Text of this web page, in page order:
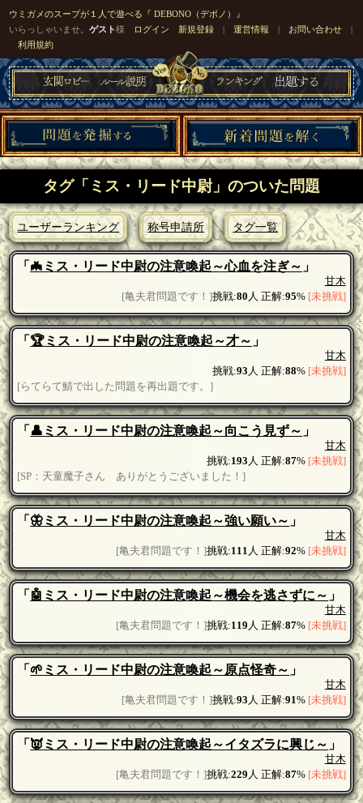
ウミガメのスープが１人で遊べる『 DEBONO（デボノ）』
いらっしゃいませ。ゲスト様 ログイン 新規登録 |運営情報 | お問い合わせ |
利用規約
タグ「ミス・リード中尉」のついた問題
ユーザーランキング 称号申請所 タグ一覧
「 🦇ミス・リード中尉の注意喚起～心血を注ぎ～ 」
甘木
挑戦:80 人 正解:95% [未挑戦]
[亀夫君問題です！]
「 🏆ミス・リード中尉の注意喚起～才～ 」
甘木
挑戦:93 人 正解:88% [未挑戦]
[らてらて鯖で出した問題を再出題です。]
「 👤ミス・リード中尉の注意喚起～向こう見ず～ 」
甘木
挑戦:193 人 正解:87% [未挑戦]
[SP：天童魔子さん ありがとうございました！]
「 🦋ミス・リード中尉の注意喚起～強い願い～ 」
甘木
挑戦:111 人 正解:92% [未挑戦]
[亀夫君問題です！]
「 🤖ミス・リード中尉の注意喚起～機会を逃さずに～ 」
甘木
挑戦:119 人 正解:87% [未挑戦]
[亀夫君問題です！]
「 🌱ミス・リード中尉の注意喚起～原点怪奇～ 」
甘木
挑戦:93 人 正解:91% [未挑戦]
[亀夫君問題です！]
「 👿ミス・リード中尉の注意喚起～イタズラに興じ～ 」
甘木
挑戦:229 人 正解:87% [未挑戦]
[亀夫君問題です！]